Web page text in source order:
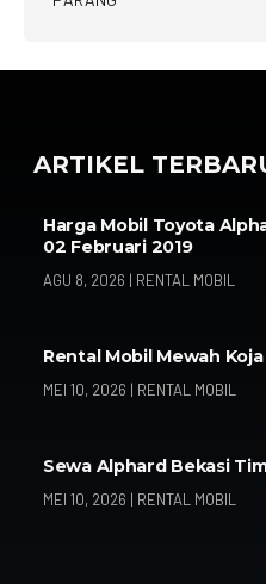
ARTIKEL
Harga Mobil Toyota
02 Februari 2019
AGU 8, 2026 | RENTAL MOBIL
Rental Mobil Mewah Koja
MEI 10, 2026 | RENTAL MOBIL
Sewa Alphard Bekasi
MEI 10, 2026 | RENTAL MOBIL